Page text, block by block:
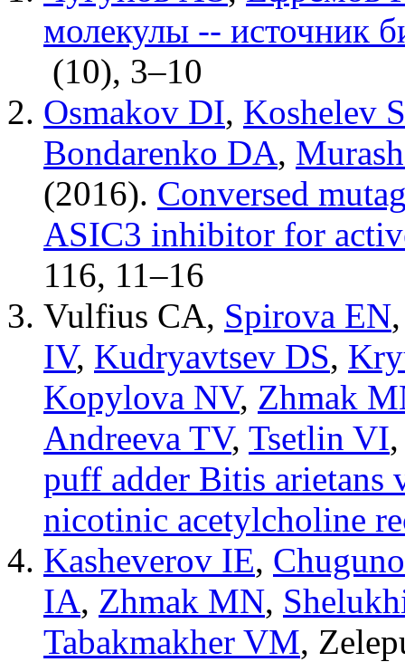
молекулы -- источник
(10), 3–10
Osmakov DI, Koshelev
Bondarenko DA,
(2016). Conversed
ASIC3 inhibitor for
116, 11–16
Vulfius CA, Spirova EN
IV, Kudryavtsev DS,
Kopylova NV, Zhmak
Andreeva TV, Tsetlin VI
puff adder Bitis
nicotinic acetylcholine
Kasheverov IE,
IA, Zhmak MN,
Tabakmakher VM,